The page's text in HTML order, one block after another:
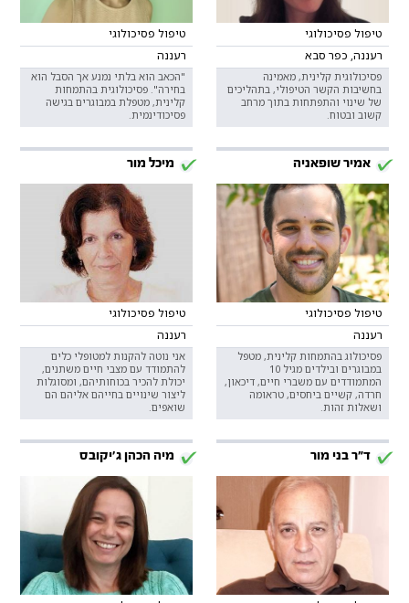
טיפול פסיכולוגי
רעננה, כפר סבא
פסיכולוגית קלינית, מאמינה
בחשיבות הקשר הטיפולי, בתהליכים
של שינוי והתפתחות בתוך מרחב
קשוב ובטוח.
טיפול פסיכולוגי
רעננה
"הכאב הוא בלתי נמנע אך הסבל הוא
בחירה". פסיכולוגית בהתמחות
קלינית, מטפלת במבוגרים בגישה
פסיכודינמית.
אמיר שופאניה
טיפול פסיכולוגי
רעננה
פסיכולוג בהתמחות קלינית, מטפל
במבוגרים ובילדים מגיל 10
המתמודדים עם משברי חיים, דיכאון,
חרדה, קשיים ביחסים, טראומה
ושאלות זהות.
מיכל מור
טיפול פסיכולוגי
רעננה
אני נוטה להקנות למטופלי כלים
להתמודד עם מצבי חיים משתנים,
יכולת להכיר בכוחותיהם, ומסוגלות
ליצור שינויים בחייהם אליהם הם
שואפים.
ד"ר בני מור מיה הכהן ג'יקובס